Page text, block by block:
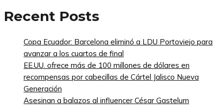
Recent Posts
Copa Ecuador: Barcelona eliminó a LDU Portoviejo para
avanzar a los cuartos de final
EE.UU. ofrece más de 100 millones de dólares en
recompensas por cabecillas de Cártel Jalisco Nueva
Generación
Asesinan a balazos al influencer César Gastelum